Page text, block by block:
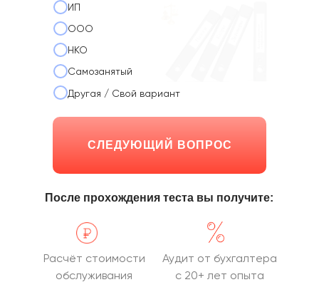
ИП
ООО
НКО
Самозанятый
Другая / Свой вариант
После прохождения теста вы получите:
СЛЕДУЮЩИЙ ВОПРОС
Аудит от бухгалтера
с 20+ лет опыта
Расчёт стоимости
обслуживания